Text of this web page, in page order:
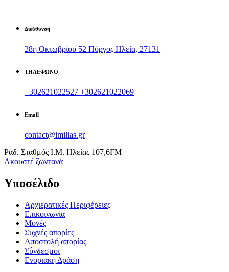
Διεύθυνση
28η Οκτωβρίου 52 Πύργος Ηλεία, 27131
ΤΗΛΕΦΩΝΟ
+302621022527 +302621022069
Email
contact@imilias.gr
Ραδ. Σταθμός Ι.Μ. Ηλείας 107,6FM
Aκουστέ ζωντανά
Υποσέλιδο
Αρχιερατικές Περιφέρειες
Επικοινωνία
Μονές
Συχνές απορίες
Αποστολή απορίας
Σύνδεσμοι
Ενοριακή Δράση